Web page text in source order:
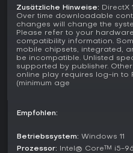
Updates seit dem Original-
Cluckin' Bell Farm Raid zum
Operationen, Bottom Dollar
Flüchtige und The Chop
Missionen. Neuere
für Fahrzeug-Upgrades und
Businesses wie Gunrunner
Version startete jedoch mit
Plattformen berichtet.
Zusätzliche Hinweise: DirectX
Over time downloadable
changes will change the
Please refer to your
compatibility information.
mobile chipsets, integrated,
be incompatible. Unlisted
supported by publisher.
online play requires log-in to
(minimum age
Empfohlen:
Betriebssystem: Windows 11
Prozessor: Intel® Core™ i5-